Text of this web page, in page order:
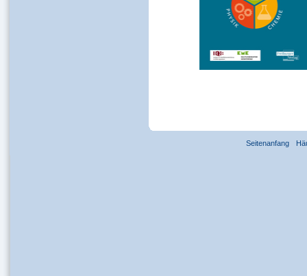
Seitenanfang